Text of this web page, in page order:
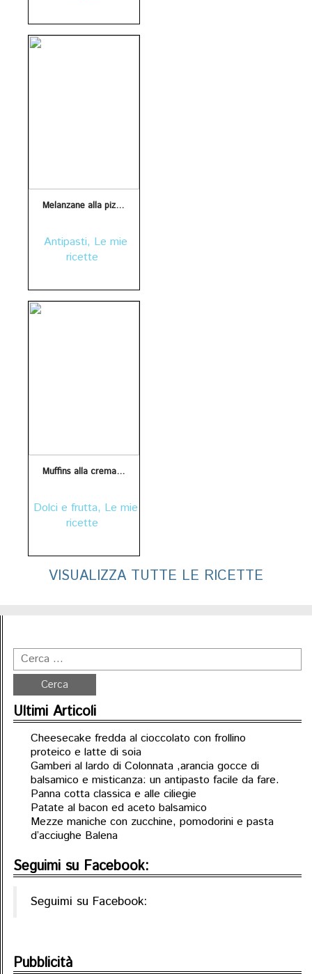
Melanzane alla pizzaiola
Antipasti, Le mie
ricette
Muffins alla crema di cocco
Dolci e frutta, Le mie
ricette
VISUALIZZA TUTTE LE RICETTE
Ultimi Articoli
Cheesecake fredda al cioccolato con frollino
proteico e latte di soia
Gamberi al lardo di Colonnata ,arancia gocce di
balsamico e misticanza: un antipasto facile da fare.
Panna cotta classica e alle ciliegie
Patate al bacon ed aceto balsamico
Mezze maniche con zucchine, pomodorini e pasta
d’acciughe Balena
Seguimi su Facebook:
Seguimi su Facebook:
Pubblicità